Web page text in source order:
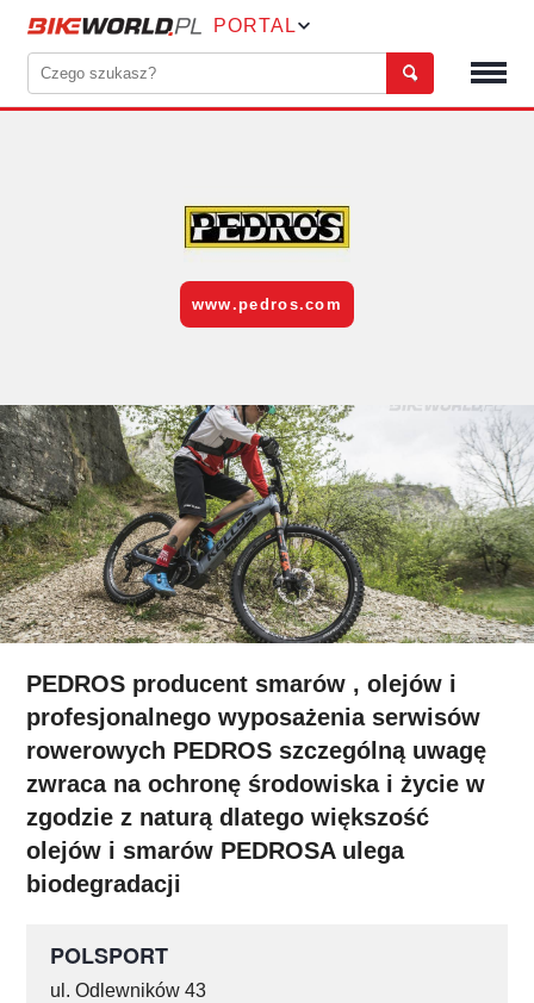
PORTAL
www.pedros.com
POLSPORT
ul. Odlewników 43
PEDROS producent smarów , olejów i
profesjonalnego wyposażenia serwisów
rowerowych PEDROS szczególną uwagę
zwraca na ochronę środowiska i życie w
zgodzie z naturą dlatego większość
olejów i smarów PEDROSA ulega
biodegradacji